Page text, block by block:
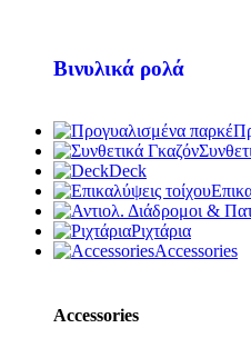
Βινυλικά ρολά
Deck
Ριχτάρια
Accessories
Accessories